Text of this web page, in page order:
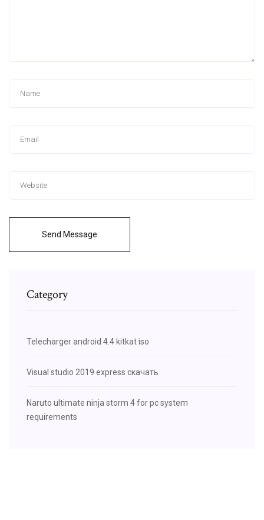
Send Message
Category
Telecharger android 4.4 kitkat iso
Visual studio 2019 express скачать
Naruto ultimate ninja storm 4 for pc system
requirements